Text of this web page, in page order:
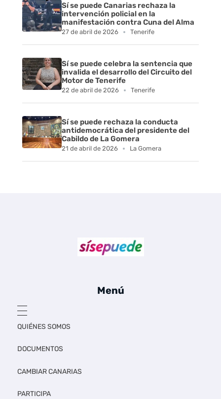
u
n
t
a
r
a
d
Sí se puede Canarias rechaza la
intervención policial en la
manifestación contra Cuna del Alma
27 de abril de 2026 Tenerife
Sí se puede celebra la sentencia que
invalida el desarrollo del Circuito del
Motor de Tenerife
22 de abril de 2026 Tenerife
Sí se puede rechaza la conducta
antidemocrática del presidente del
Cabildo de La Gomera
21 de abril de 2026 La Gomera
Menú
QUIÉNES SOMOS
DOCUMENTOS
CAMBIAR CANARIAS
PARTICIPA